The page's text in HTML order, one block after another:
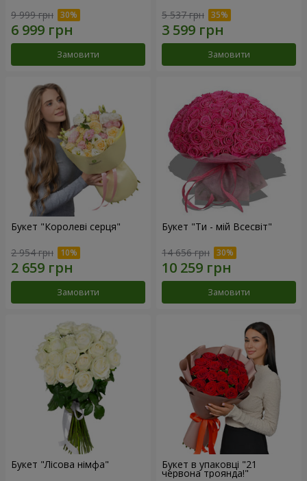
9 999 грн
Замовити
5 537 грн
Замовити
Букет "Королеві серця"
2 954 грн
Замовити
Букет "Ти - мій Всесвіт"
14 656 грн
Замовити
Букет "Лісова німфа" Букет в упаковці "21
червона троянда!"